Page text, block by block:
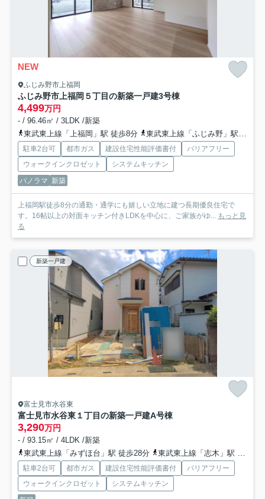
NEW
ふじみ野市上福岡
ふじみ野市上福岡５丁目の新築一戸建3号棟
4,499万円
- / 96.46㎡ / 3LDK /新築
東武東上線「上福岡」駅 徒歩8分
東武東上線「ふじみ野」駅 徒歩24分
駐車2台可 都市ガス 建設住宅性能評価書付
バリアフリー
ウォークインクロゼット
システムキッチン
パノラマ 新築
上福岡駅徒歩8分の通勤・通学にも嬉しい立地に建つ長期優良住宅で
す。16帖以上の対面キッチン付きLDKを中心に、ご家族がゆ... もっと見
る
新築一戸建
富士見市水谷東
富士見市水谷東１丁目の新築一戸建A号棟
3,290万円
- / 93.15㎡ / 4LDK /新築
東武東上線「みずほ台」駅 徒歩28分
東武東上線「志木」駅 バス10分 「さくら記念病院前」 停歩4分
駐車2台可 都市ガス 建設住宅性能評価書付
バリアフリー
ウォークインクロゼット
システムキッチン